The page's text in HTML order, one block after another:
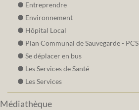
Entreprendre
Environnement
Hôpital Local
Plan Communal de Sauvegarde - PCS
Se déplacer en bus
Les Services de Santé
Les Services
Médiathèque